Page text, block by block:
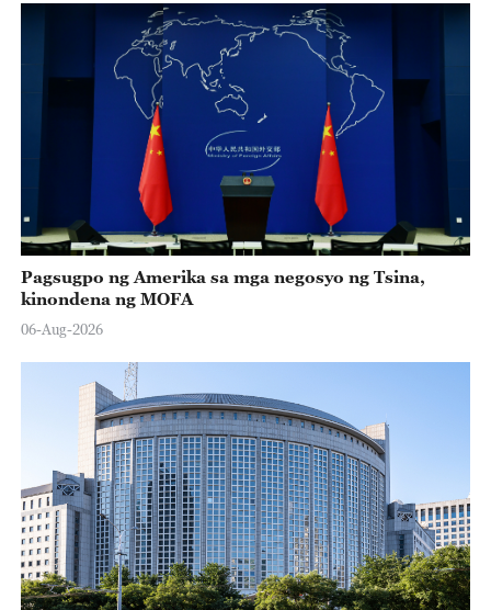
Pagsugpo ng Amerika sa mga negosyo ng Tsina,
kinondena ng MOFA
06-Aug-2026